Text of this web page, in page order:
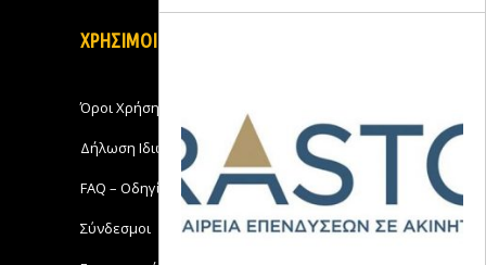
ΧΡΗΣΙΜΟΙ ΣΥΝΔΕΣΜΟΙ
Όροι Χρήσης
Δήλωση Ιδιωτικότητας
FAQ – Οδηγίες Χρήσης
Σύνδεσμοι